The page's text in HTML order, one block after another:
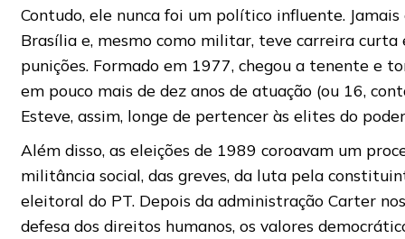
Contudo, ele nunca foi um político influente.
Brasília e, mesmo como militar, teve carreira curta
punições. Formado em 1977, chegou a tenente e
em pouco mais de dez anos de atuação (ou 16,
Esteve, assim, longe de pertencer às elites do
Além disso, as eleições de 1989 coroavam um
militância social, das greves, da luta pela
eleitoral do PT. Depois da administração Carter
defesa dos direitos humanos, os valores